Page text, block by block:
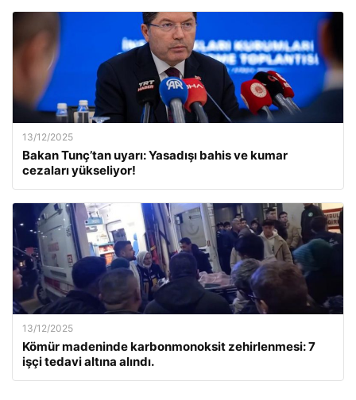
13/12/2025
Bakan Tunç’tan uyarı: Yasadışı bahis ve kumar
cezaları yükseliyor!
13/12/2025
Kömür madeninde karbonmonoksit zehirlenmesi: 7
işçi tedavi altına alındı.